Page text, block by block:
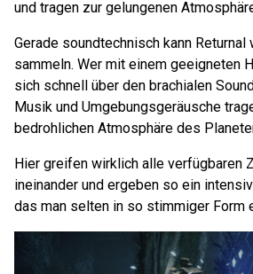
und tragen zur gelungenen
Gerade soundtechnisch kann
sammeln. Wer mit einem geeigneten
sich schnell über den brachialen
Musik und Umgebungsgeräusche
bedrohlichen Atmosphäre des
Hier greifen wirklich alle verfügbaren
ineinander und ergeben so ein
das man selten in so stimmiger Form